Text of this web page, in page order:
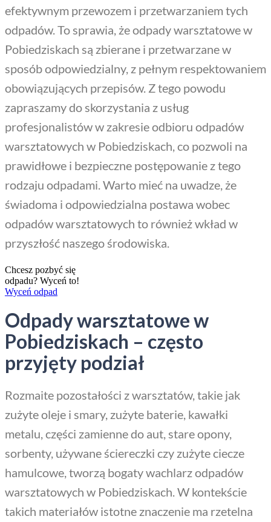
efektywnym przewozem i przetwarzaniem tych
odpadów. To sprawia, że odpady warsztatowe w
Pobiedziskach są zbierane i przetwarzane w
sposób odpowiedzialny, z pełnym respektowaniem
obowiązujących przepisów. Z tego powodu
zapraszamy do skorzystania z usług
profesjonalistów w zakresie odbioru odpadów
warsztatowych w Pobiedziskach, co pozwoli na
prawidłowe i bezpieczne postępowanie z tego
rodzaju odpadami. Warto mieć na uwadze, że
świadoma i odpowiedzialna postawa wobec
odpadów warsztatowych to również wkład w
przyszłość naszego środowiska.
Chcesz pozbyć się
odpadu? Wyceń to!
Wyceń odpad
Odpady warsztatowe w
Pobiedziskach – często
przyjęty podział
Rozmaite pozostałości z warsztatów, takie jak
zużyte oleje i smary, zużyte baterie, kawałki
metalu, części zamienne do aut, stare opony,
sorbenty, używane ściereczki czy zużyte ciecze
hamulcowe, tworzą bogaty wachlarz odpadów
warsztatowych w Pobiedziskach. W kontekście
takich materiałów istotne znaczenie ma rzetelna